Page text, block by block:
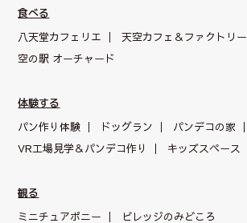
食べる
八天堂カフェリエ
天空カフェ＆ファクトリー
空の駅 オーチャード
体験する
パン作り体験
ドッグラン
パンデコの家
VR工場見学＆パンデコ作り
キッズスペース
観る
ミニチュアポニー
ビレッジのみどころ